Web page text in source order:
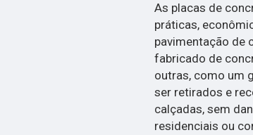
As placas de
práticas,
pavimentação de
fabricado de
outras, como um
ser retirados e
calçadas, sem
residenciais ou